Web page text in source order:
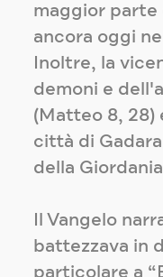
maggior
ancora oggi
Inoltre, la
demoni e
(Matteo 8, 28)
città di
della
Il Vangelo
battezzava in
particolare a